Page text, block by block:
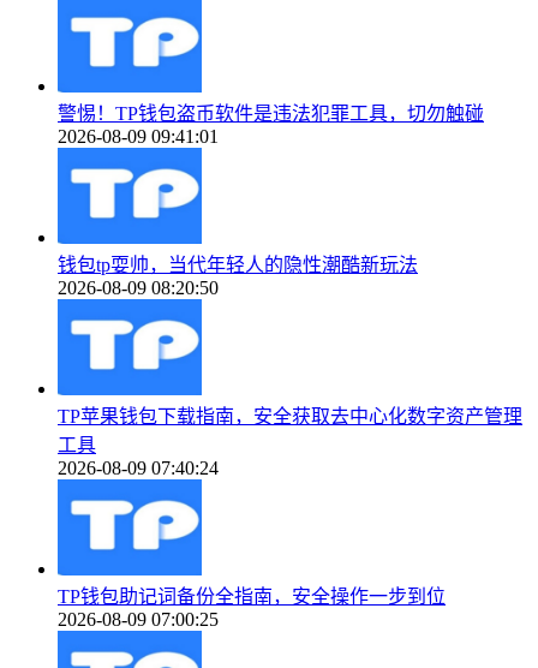
警惕！TP钱包盗币软件是违法犯罪工具，切勿触碰
2026-08-09 09:41:01
钱包tp耍帅，当代年轻人的隐性潮酷新玩法
2026-08-09 08:20:50
TP苹果钱包下载指南，安全获取去中心化数字资产管理
工具
2026-08-09 07:40:24
TP钱包助记词备份全指南，安全操作一步到位
2026-08-09 07:00:25